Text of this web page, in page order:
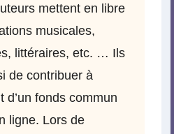
mettent en libre
musicales,
littéraires, etc. … Ils
de contribuer à
d’un fonds commun
ligne. Lors de